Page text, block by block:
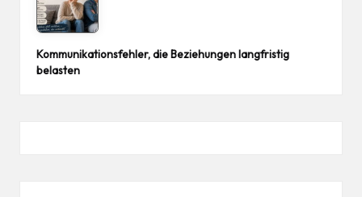
Kommunikationsfehler, die Beziehungen langfristig
belasten